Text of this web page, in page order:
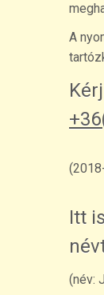
A
Itt
(név: